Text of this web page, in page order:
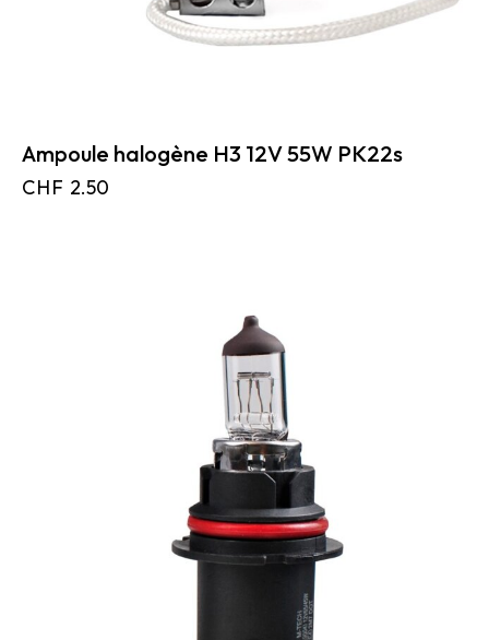
Ampoule halogène H3 12V 55W PK22s
CHF 2.50